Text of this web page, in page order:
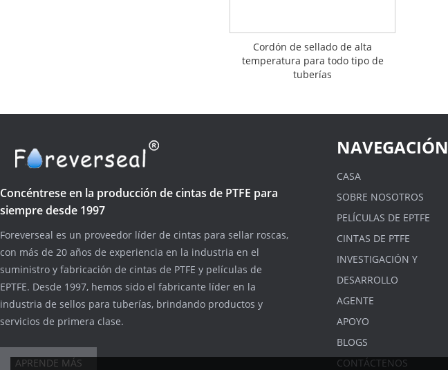
Cordón de sellado de alta
temperatura para todo tipo de
tuberías
Concéntrese en la producción de cintas de PTFE para
siempre desde 1997
Foreverseal es un proveedor líder de cintas para sellar roscas,
con más de 20 años de experiencia en la industria en el
suministro y fabricación de cintas de PTFE y películas de
EPTFE. Desde 1997, hemos sido el fabricante líder en la
industria de sellos para tuberías, brindando productos y
servicios de primera clase.
APRENDE MÁS
NAVEGACIÓN
CASA
SOBRE NOSOTROS
PELÍCULAS DE EPTFE
CINTAS DE PTFE
INVESTIGACIÓN Y
DESARROLLO
AGENTE
APOYO
BLOGS
CONTÁCTENOS